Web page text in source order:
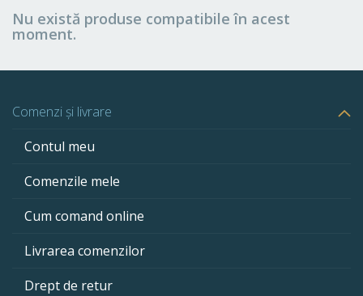
Nu există produse compatibile în acest
moment.
Comenzi și livrare
Contul meu
Comenzile mele
Cum comand online
Livrarea comenzilor
Drept de retur